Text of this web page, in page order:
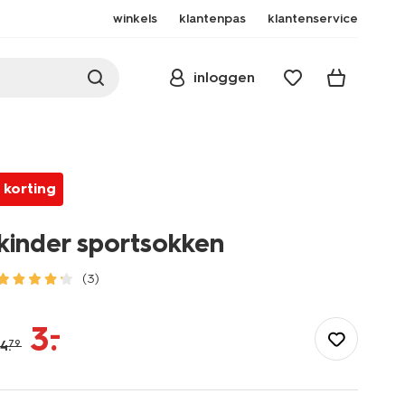
winkels klantenpas klantenservice
inloggen
korting
sportsokken
(3)
-30660004.html
4.79 3.
–